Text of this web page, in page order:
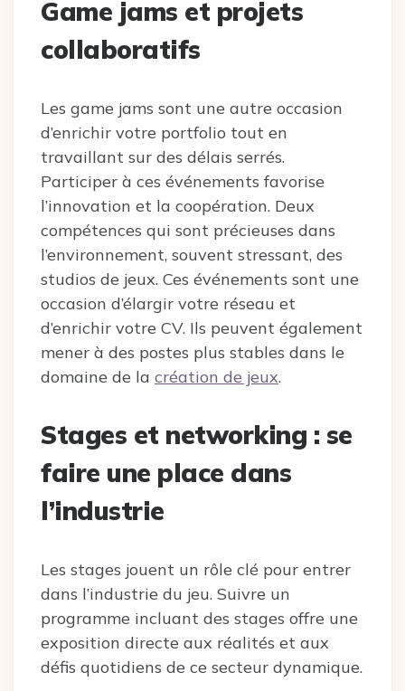
Game jams et projets
collaboratifs
Les game jams sont une autre occasion
d’enrichir votre portfolio tout en
travaillant sur des délais serrés.
Participer à ces événements favorise
l’innovation et la coopération. Deux
compétences qui sont précieuses dans
l’environnement, souvent stressant, des
studios de jeux. Ces événements sont une
occasion d’élargir votre réseau et
d’enrichir votre CV. Ils peuvent également
mener à des postes plus stables dans le
domaine de la création de jeux.
Stages et networking : se
faire une place dans
l’industrie
Les stages jouent un rôle clé pour entrer
dans l’industrie du jeu. Suivre un
programme incluant des stages offre une
exposition directe aux réalités et aux
défis quotidiens de ce secteur dynamique.